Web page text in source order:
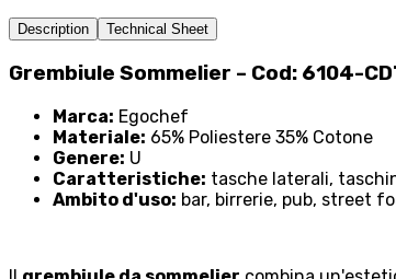
Description Technical Sheet
Grembiule Sommelier – Cod: 6104-
Marca: Egochef
Materiale: 65% Poliestere 35% Cotone
Genere: U
Caratteristiche: tasche laterali,
Ambito d'uso: bar, birrerie, pub, street